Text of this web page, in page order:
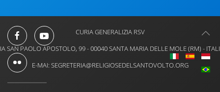
CURIA GENERALIZIA RSV
SAN PAOLO APOSTOLO, 99 - 00040 SANTA MARIA DELLE MOLE (RM) -
E-MAI: SEGRETERIA@RELIGIOSEDELSANTOVOLTO.ORG